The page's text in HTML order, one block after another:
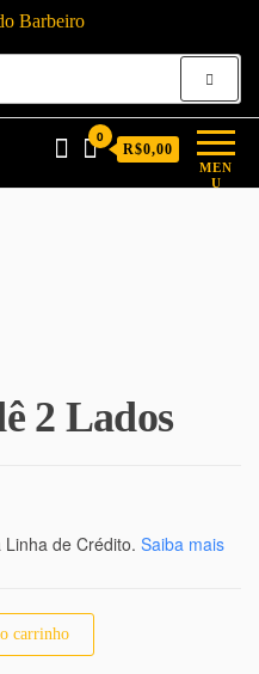
MEN
U
0
R$0,00
2 Lados
Linha de Crédito. Saiba mais
carrinho